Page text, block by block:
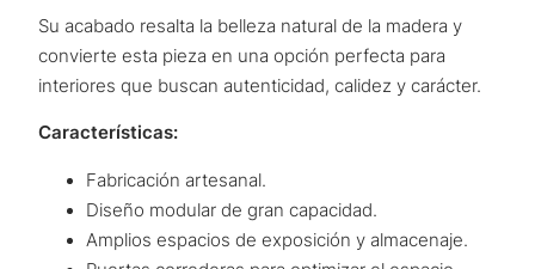
Su acabado resalta la belleza natural de la madera y
convierte esta pieza en una opción perfecta para
interiores que buscan autenticidad, calidez y carácter.
Características:
Fabricación artesanal.
Diseño modular de gran capacidad.
Amplios espacios de exposición y almacenaje.